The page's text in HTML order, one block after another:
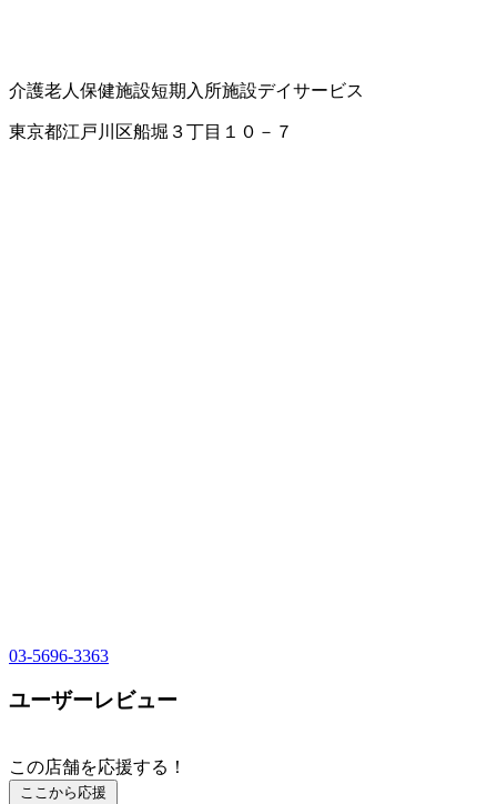
介護老人保健施設短期入所施設デイサービス
東京都江戸川区船堀３丁目１０－７
03-5696-3363
ユーザーレビュー
この店舗を応援する！
ここから応援